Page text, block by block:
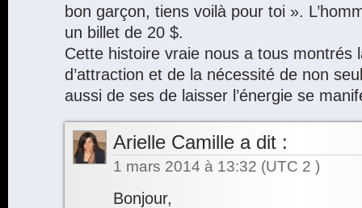
bon garçon, tiens voilà pour toi ».
un billet de 20 $.
Cette histoire vraie nous a tous montrés
d’attraction et de la nécessité de non
aussi de ses de laisser l’énergie se
Arielle Camille a dit :
1 mars 2014 à 13:32 (UTC 2 )
Bonjour,